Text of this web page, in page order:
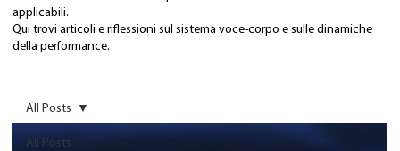
applicabili.
Qui trovi articoli e riflessioni sul sistema voce-corpo e sulle dinamiche
della performance.
All Posts
All Posts